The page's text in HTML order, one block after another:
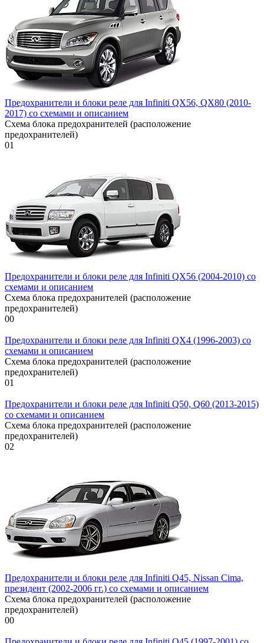
Предохранители и блоки реле для Infiniti QX56, QX80 (2010-
2017) со схемами и описанием
Схема блока предохранителей (расположение
предохранителей)
01
Предохранители и блоки реле для Infiniti QX56 (2004-2010) со
схемами и описанием
Схема блока предохранителей (расположение
предохранителей)
00
Предохранители и блоки реле для Infiniti QX4 (1996-2003) со
схемами и описанием
Схема блока предохранителей (расположение
предохранителей)
01
Предохранители и блоки реле для Infiniti Q50, Q60 (2013-2015)
со схемами и описанием
Схема блока предохранителей (расположение
предохранителей)
02
Предохранители и блоки реле для Infiniti Q45, Nissan Cima,
президент (2002-2006 гг.) со схемами и описанием
Схема блока предохранителей (расположение
предохранителей)
00